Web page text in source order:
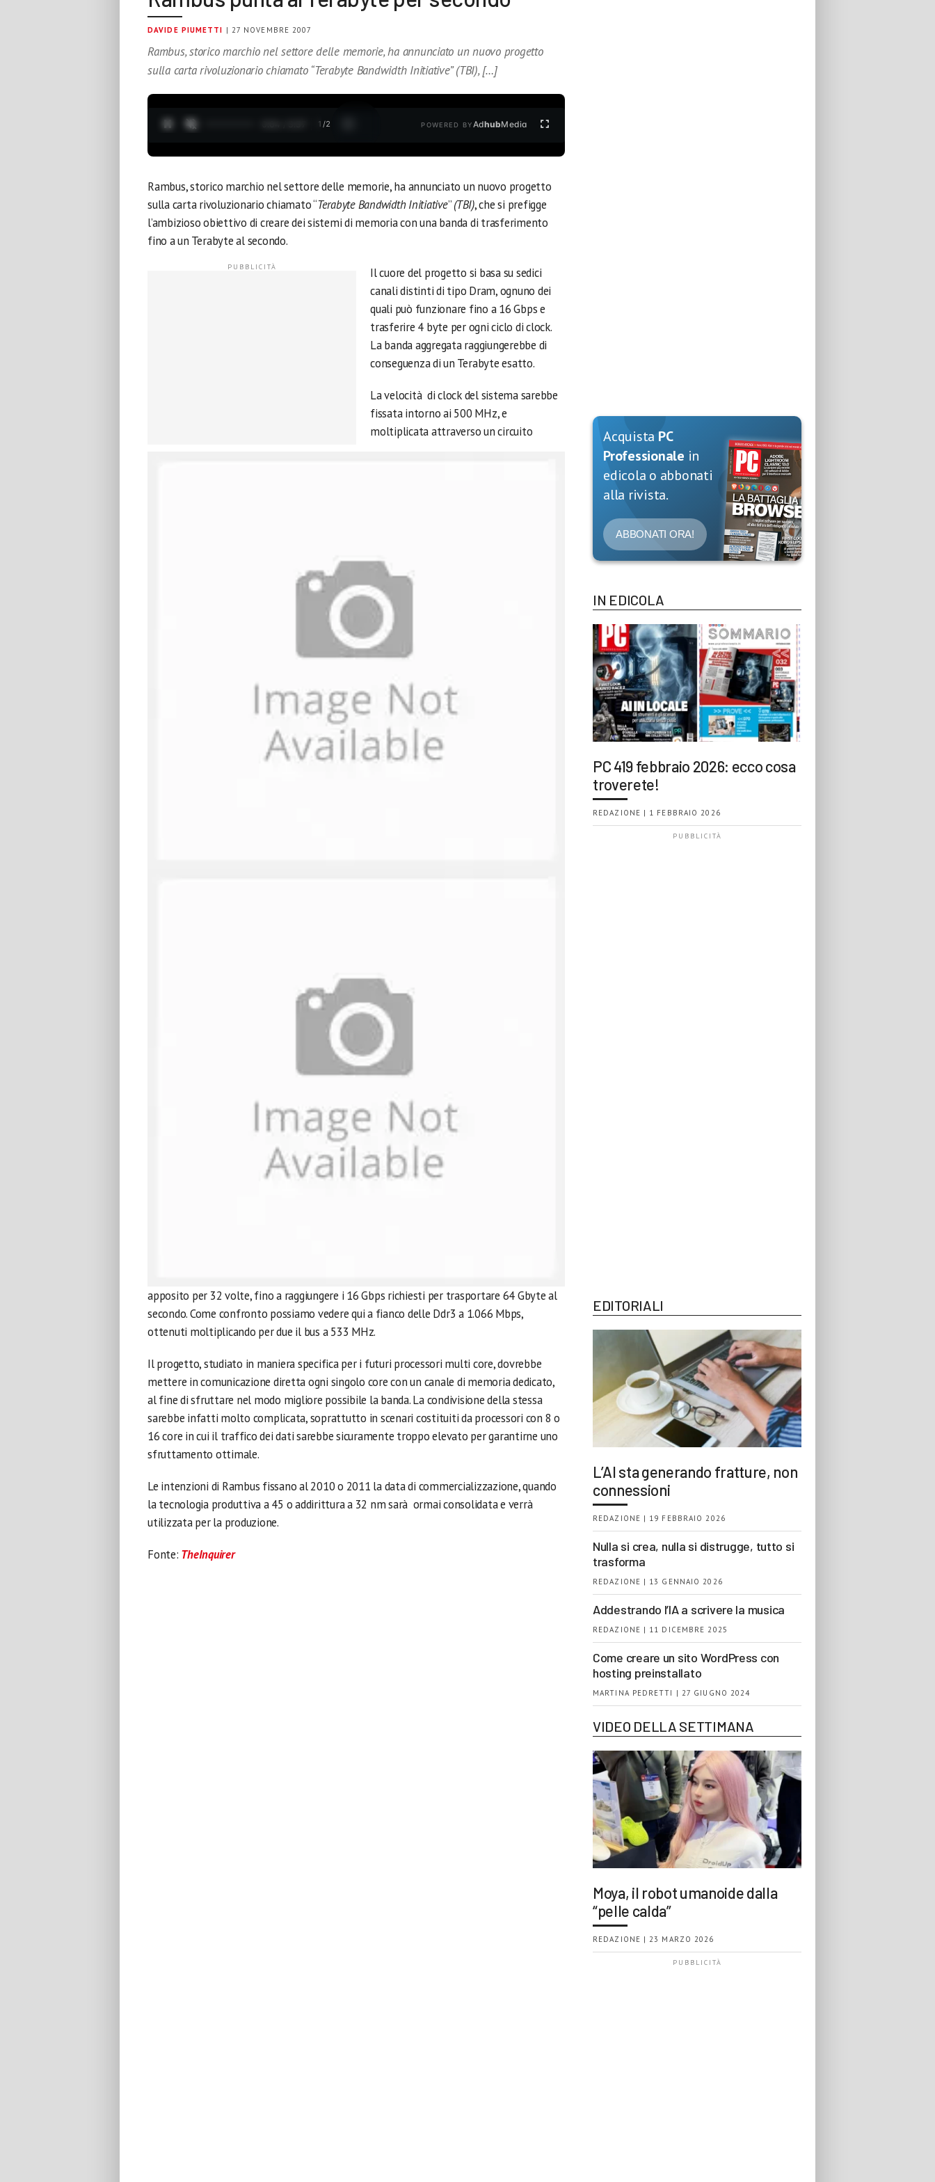
DAVIDE PIUMETTI | 27 NOVEMBRE 2007
Rambus, storico marchio nel settore delle memorie, ha annunciato un nuovo progetto
sulla carta rivoluzionario chiamato “Terabyte Bandwidth Initiative” (TBI), […]
1 /2 POWERED BYAdhubMedia
Rambus, storico marchio nel settore delle memorie, ha annunciato un nuovo progetto
sulla carta rivoluzionario chiamato “Terabyte Bandwidth Initiative”(TBI), che si prefigge
l’ambizioso obiettivo di creare dei sistemi di memoria con una banda di trasferimento
fino a un Terabyte al secondo.
Il cuore del progetto si basa su sedici
canali distinti di tipo Dram, ognuno dei
quali può funzionare fino a 16 Gbps e
trasferire 4 byte per ogni ciclo di clock.
La banda aggregata raggiungerebbe di
conseguenza di un Terabyte esatto.
La velocità di clock del sistema sarebbe
fissata intorno ai 500 MHz, e
moltiplicata attraverso un circuito
apposito per 32 volte, fino a raggiungere i 16 Gbps richiesti per trasportare 64 Gbyte al
secondo. Come confronto possiamo vedere qui a fianco delle Ddr3 a 1.066 Mbps,
ottenuti moltiplicando per due il bus a 533 MHz.
Il progetto, studiato in maniera specifica per i futuri processori multi core, dovrebbe
mettere in comunicazione diretta ogni singolo core con un canale di memoria dedicato,
al fine di sfruttare nel modo migliore possibile la banda. La condivisione della stessa
sarebbe infatti molto complicata, soprattutto in scenari costituiti da processori con 8 o
16 core in cui il traffico dei dati sarebbe sicuramente troppo elevato per garantirne uno
sfruttamento ottimale.
Le intenzioni di Rambus fissano al 2010 o 2011 la data di commercializzazione, quando
la tecnologia produttiva a 45 o addirittura a 32 nm sarà ormai consolidata e verrà
utilizzata per la produzione.
Fonte: TheInquirer
Acquista PC
Professionale in
edicola o abbonati
alla rivista.
ABBONATI ORA!
IN EDICOLA
PC 419 febbraio 2026: ecco cosa
troverete!
REDAZIONE | 1 FEBBRAIO 2026
EDITORIALI
L’AI sta generando fratture, non
connessioni
REDAZIONE | 19 FEBBRAIO 2026
Nulla si crea, nulla si distrugge, tutto si
trasforma
REDAZIONE | 13 GENNAIO 2026
Addestrando l’IA a scrivere la musica
REDAZIONE | 11 DICEMBRE 2025
Come creare un sito WordPress con
hosting preinstallato
MARTINA PEDRETTI | 27 GIUGNO 2024
VIDEO DELLA SETTIMANA
Moya, il robot umanoide dalla
“pelle calda”
REDAZIONE | 23 MARZO 2026